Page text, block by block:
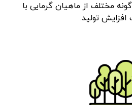
مختلف از ماهیان گرمایی با
تولید.